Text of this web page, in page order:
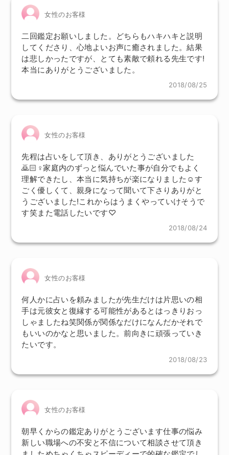
女性のお客様
二回鑑定お願いしました。どちらもハキハキと説明
してくださり、心地よいお声に癒されました。結果
は悲しかったですが、とても素敵で頼れる先生です!
本当にありがとうございました。
2018/08/25
女性のお客様
先程は占いをして頂き、ありがとうございました
🙇🏻♀家庭内のずっと悩んでいた事が自分でもよく
理解できたし、本当に気持ちが楽になりました☺す
ごく優しくて、親身になって聞いて下さりありがと
うございました!これからはうまくやっていけそうで
す笑また電話したいです♡
2018/08/24
女性のお客様
何人かに占いを頼みましたが先生だけは片思いの相
手は元彼女と復縁する可能性があるとはっきりおっ
しゃましたね笑関係が関係なだけになんだかそれで
もいいのかなと思いました。前向きに頑張っていき
たいです。
2018/08/23
女性のお客様
朝早くからの鑑定ありがとうございます仕事の悩み
新しい職場への不安と不信について相談させて頂き